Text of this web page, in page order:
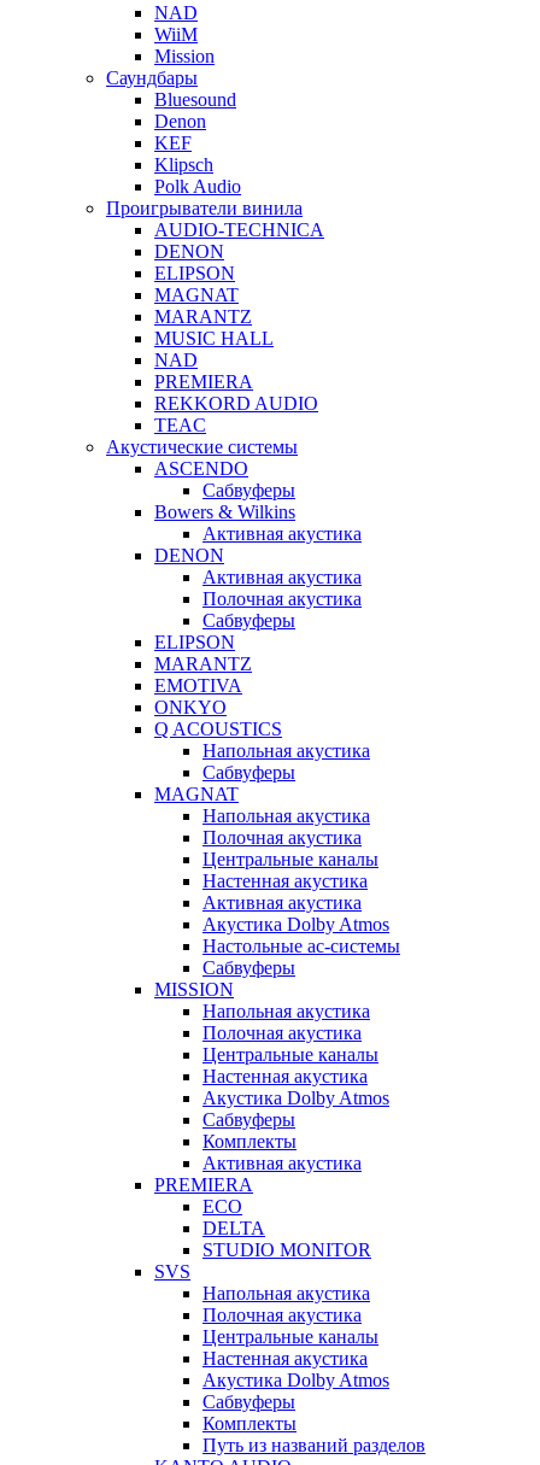
NAD
WiiM
Mission
Саундбары
Bluesound
Denon
KEF
Klipsch
Polk Audio
Проигрыватели винила
AUDIO-TECHNICA
DENON
ELIPSON
MAGNAT
MARANTZ
MUSIC HALL
NAD
PREMIERA
REKKORD AUDIO
TEAC
Акустические системы
ASCENDO
Сабвуферы
Bowers & Wilkins
Активная акустика
DENON
Активная акустика
Полочная акустика
Сабвуферы
ELIPSON
MARANTZ
EMOTIVA
ONKYO
Q ACOUSTICS
Напольная акустика
Сабвуферы
MAGNAT
Напольная акустика
Полочная акустика
Центральные каналы
Настенная акустика
Активная акустика
Акустика Dolby Atmos
Настольные ас-системы
Сабвуферы
MISSION
Напольная акустика
Полочная акустика
Центральные каналы
Настенная акустика
Акустика Dolby Atmos
Сабвуферы
Комплекты
Активная акустика
PREMIERA
ECO
DELTA
STUDIO MONITOR
SVS
Напольная акустика
Полочная акустика
Центральные каналы
Настенная акустика
Акустика Dolby Atmos
Сабвуферы
Комплекты
Путь из названий разделов